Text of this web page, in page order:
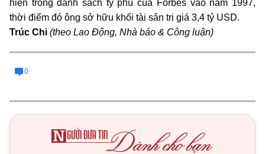
hiện trong danh sách tỷ phú của Forbes vào năm 1997,
thời điểm đó ông sở hữu khối tài sản trị giá 3,4 tỷ USD.
Trúc Chi (theo Lao Động, Nhà báo & Công luận)
0